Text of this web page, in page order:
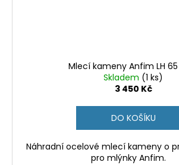
Mlecí kameny Anfim LH
Skladem (1 ks)
3 450 Kč
DO KOŠÍKU
Náhradní ocelové mlecí kameny o
pro mlýnky Anfim.